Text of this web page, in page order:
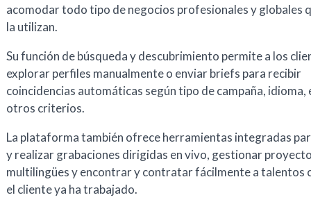
acomodar todo tipo de negocios profesionales y globales
la utilizan.
Su función de búsqueda y descubrimiento permite a los
explorar perfiles manualmente o enviar briefs para recibir
coincidencias automáticas según tipo de campaña, idioma,
otros criterios.
La plataforma también ofrece herramientas integradas
y realizar grabaciones dirigidas en vivo, gestionar
multilingües y encontrar y contratar fácilmente a talentos
el cliente ya ha trabajado.